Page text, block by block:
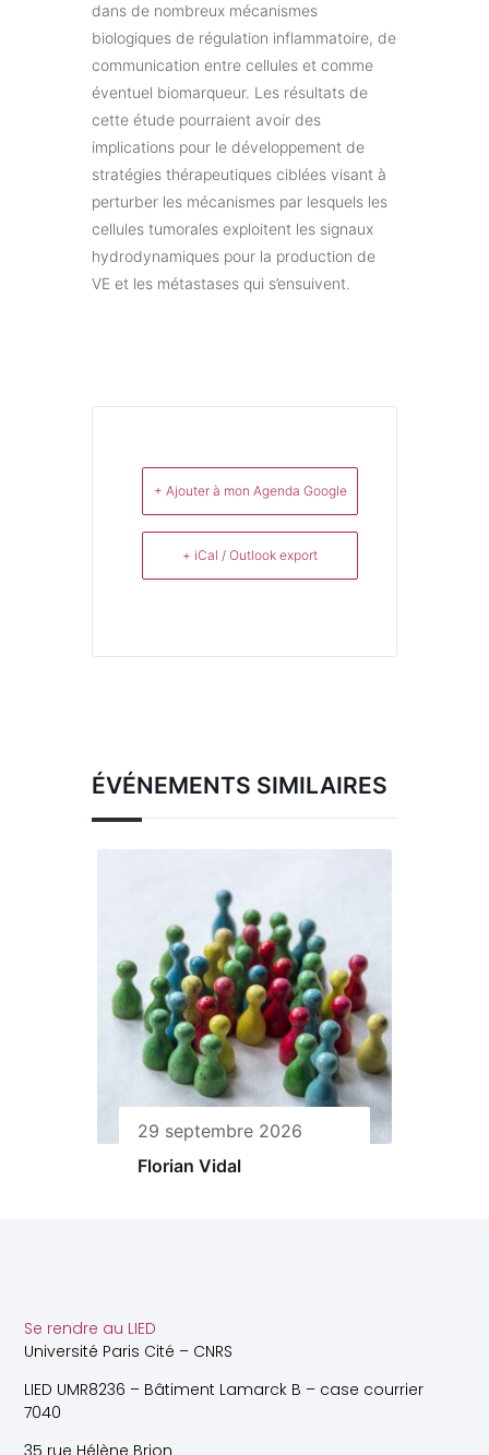
dans de nombreux mécanismes
biologiques de régulation inflammatoire, de
communication entre cellules et comme
éventuel biomarqueur. Les résultats de
cette étude pourraient avoir des
implications pour le développement de
stratégies thérapeutiques ciblées visant à
perturber les mécanismes par lesquels les
cellules tumorales exploitent les signaux
hydrodynamiques pour la production de
VE et les métastases qui s’ensuivent.
+ Ajouter à mon Agenda Google
+ iCal / Outlook export
ÉVÉNEMENTS SIMILAIRES
29 septembre 2026
Florian Vidal
Se rendre au LIED
Université Paris Cité – CNRS
LIED UMR8236 – Bâtiment Lamarck B – case courrier
7040